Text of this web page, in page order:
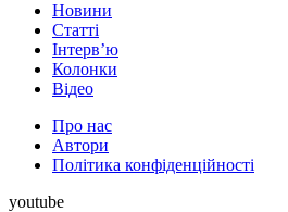
Новини
Статті
Інтерв’ю
Колонки
Відео
Про нас
Автори
Політика конфіденційності
youtube